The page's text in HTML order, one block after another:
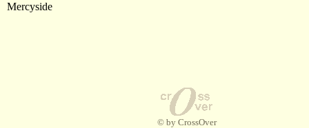
Mercyside
© by CrossOver